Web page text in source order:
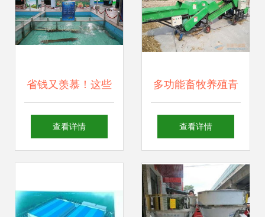
省钱又羡慕！这些
网友喜获2018长春
畜牧渔业饲料销售
查看详情
多功能畜牧养殖青
贮饲料打捆包膜机
效饲料保障
查看详情